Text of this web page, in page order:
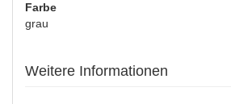
Farbe
grau
Weitere Informationen